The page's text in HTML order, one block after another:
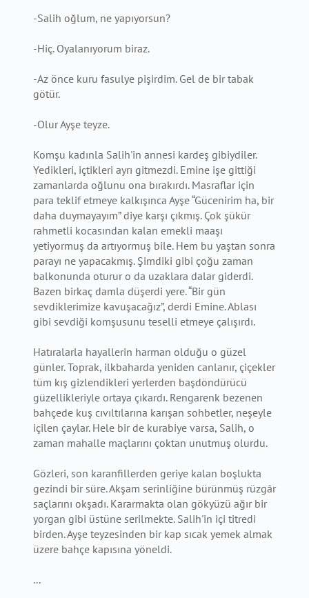
-Salih oğlum, ne yapıyorsun?
-Hiç. Oyalanıyorum biraz.
-Az önce kuru fasulye pişirdim. Gel de bir tabak
götür.
-Olur Ayşe teyze.
Komşu kadınla Salih'in annesi kardeş gibiydiler.
Yedikleri, içtikleri ayrı gitmezdi. Emine işe gittiği
zamanlarda oğlunu ona bırakırdı. Masraflar için
para teklif etmeye kalkışınca Ayşe “Gücenirim ha, bir
daha duymayayım” diye karşı çıkmış. Çok şükür
rahmetli kocasından kalan emekli maaşı
yetiyormuş da artıyormuş bile. Hem bu yaştan sonra
parayı ne yapacakmış. Şimdiki gibi çoğu zaman
balkonunda oturur o da uzaklara dalar giderdi.
Bazen birkaç damla düşerdi yere. “Bir gün
sevdiklerimize kavuşacağız”, derdi Emine. Ablası
gibi sevdiği komşusunu teselli etmeye çalışırdı.
Hatıralarla hayallerin harman olduğu o güzel
günler. Toprak, ilkbaharda yeniden canlanır, çiçekler
tüm kış gizlendikleri yerlerden başdöndürücü
güzellikleriyle ortaya çıkardı. Rengarenk bezenen
bahçede kuş cıvıltılarına karışan sohbetler, neşeyle
içilen çaylar. Hele bir de kurabiye varsa, Salih, o
zaman mahalle maçlarını çoktan unutmuş olurdu.
Gözleri, son karanfillerden geriye kalan boşlukta
gezindi bir süre. Akşam serinliğine bürünmüş rüzgâr
saçlarını okşadı. Kararmakta olan gökyüzü ağır bir
yorgan gibi üstüne serilmekte. Salih'in içi titredi
birden. Ayşe teyzesinden bir kap sıcak yemek almak
üzere bahçe kapısına yöneldi.
...